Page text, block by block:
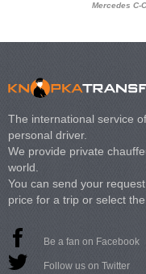
Mercedes C-
The international service
personal driver.
We provide private
world.
You can send your
price for a trip or select
Be a fan on Facebook
Follow us on Twitter